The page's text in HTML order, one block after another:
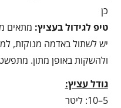
כן
טיפ לגידול בעציץ: מתאים
יש לשתול באדמה מנוקזת,
ולהשקות באופן מתון. מתפשט
גודל עציץ:
5–10: ליטר